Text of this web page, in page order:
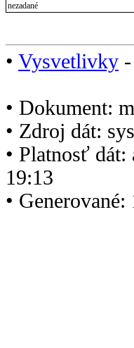
nezadané
• Vysvetlivky
• Dokument:
• Zdroj dát:
• Platnosť
19:13
•